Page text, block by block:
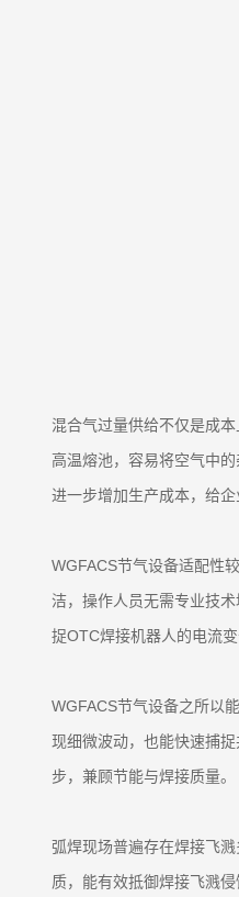
混合气过量供给不仅是成
高温熔池，容易将空气中
进一步增加生产成本，给企
WGFACS节气设备适配性
洁，操作人员无需专业技
捉OTC焊接机器人的电流
WGFACS节气设备之所以
现细微波动，也能快速捕
步，兼顾节能与焊接质量。
弧焊现场普遍存在焊接飞
质，能有效抵御焊接飞溅